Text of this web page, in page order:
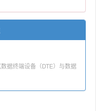
据终端设备（DTE）与数据